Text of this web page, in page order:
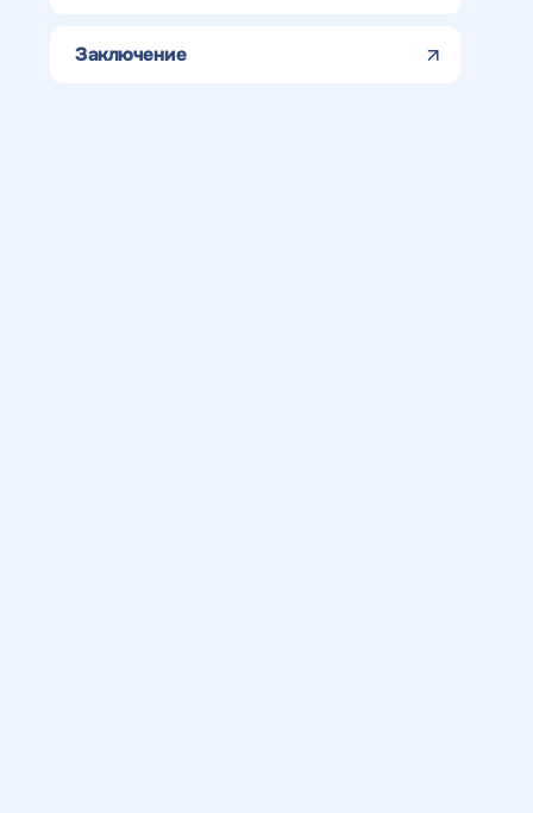
Заключение